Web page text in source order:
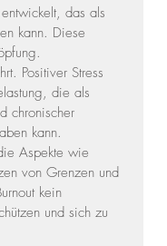
das als
kann. Diese
Positiver Stress
die als
chronischer
kann.
Aspekte wie
von Grenzen und
kein
und sich zu